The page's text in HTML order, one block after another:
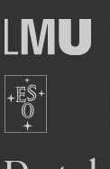
Ludwig-
Maximilians-
München
Europäische
Südsternwarte